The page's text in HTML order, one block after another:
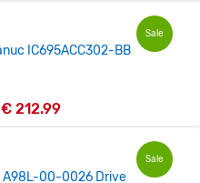
Sale
IC695ACC302-BB
€ 212.99
Sale
A98L-00-0026 Drive